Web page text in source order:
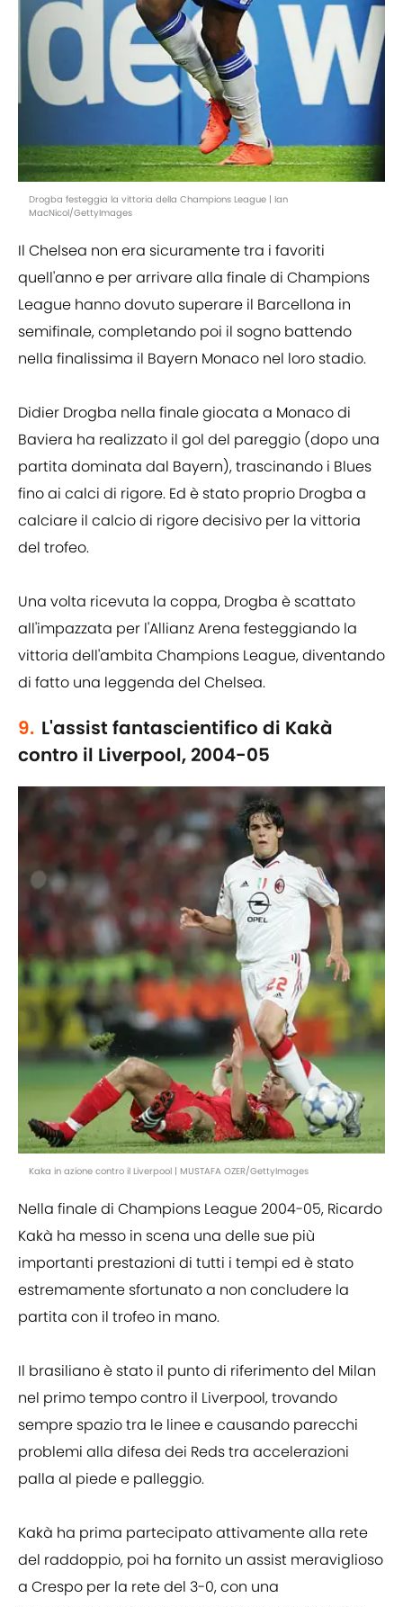
Drogba festeggia la vittoria della Champions League | Ian
MacNicol/GettyImages
Il Chelsea non era sicuramente tra i favoriti
quell'anno e per arrivare alla finale di Champions
League hanno dovuto superare il Barcellona in
semifinale, completando poi il sogno battendo
nella finalissima il Bayern Monaco nel loro stadio.
Didier Drogba nella finale giocata a Monaco di
Baviera ha realizzato il gol del pareggio (dopo una
partita dominata dal Bayern), trascinando i Blues
fino ai calci di rigore. Ed è stato proprio Drogba a
calciare il calcio di rigore decisivo per la vittoria
del trofeo.
Una volta ricevuta la coppa, Drogba è scattato
all'impazzata per l'Allianz Arena festeggiando la
vittoria dell'ambita Champions League, diventando
di fatto una leggenda del Chelsea.
9. L'assist fantascientifico di Kakà
contro il Liverpool, 2004-05
Kaka in azione contro il Liverpool | MUSTAFA OZER/GettyImages
Nella finale di Champions League 2004-05, Ricardo
Kakà ha messo in scena una delle sue più
importanti prestazioni di tutti i tempi ed è stato
estremamente sfortunato a non concludere la
partita con il trofeo in mano.
Il brasiliano è stato il punto di riferimento del Milan
nel primo tempo contro il Liverpool, trovando
sempre spazio tra le linee e causando parecchi
problemi alla difesa dei Reds tra accelerazioni
palla al piede e palleggio.
Kakà ha prima partecipato attivamente alla rete
del raddoppio, poi ha fornito un assist meraviglioso
a Crespo per la rete del 3-0, con una